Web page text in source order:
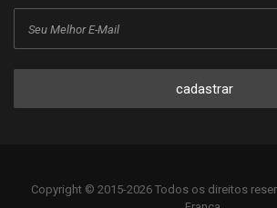
cadastrar
Copyright © 2015-2026 Todos os direitos